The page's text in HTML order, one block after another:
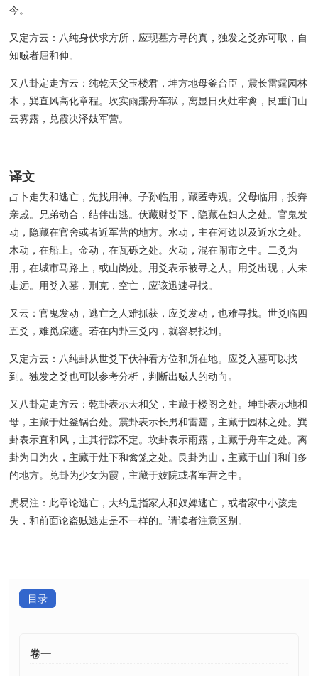
今。
又定方云：八纯身伏求方所，应现墓方寻的真，独发之爻亦可取，自
知贼者屈和伸。
又八卦定走方云：纯乾天父玉楼君，坤方地母釜台臣，震长雷霆园林
木，巽直风高化章程。坎实雨露舟车狱，离显日火灶牢禽，艮重门山
云雾露，兑霞决泽妓军营。
译文
占卜走失和逃亡，先找用神。子孙临用，藏匿寺观。父母临用，投奔
亲戚。兄弟动合，结伴出逃。伏藏财爻下，隐藏在妇人之处。官鬼发
动，隐藏在官舍或者近军营的地方。水动，主在河边以及近水之处。
木动，在船上。金动，在瓦砾之处。火动，混在闹市之中。二爻为
用，在城市马路上，或山岗处。用爻表示被寻之人。用爻出现，人未
走远。用爻入墓，刑克，空亡，应该迅速寻找。
又云：官鬼发动，逃亡之人难抓获，应爻发动，也难寻找。世爻临四
五爻，难觅踪迹。若在内卦三爻内，就容易找到。
又定方云：八纯卦从世爻下伏神看方位和所在地。应爻入墓可以找
到。独发之爻也可以参考分析，判断出贼人的动向。
又八卦定走方云：乾卦表示天和父，主藏于楼阁之处。坤卦表示地和
母，主藏于灶釜锅台处。震卦表示长男和雷霆，主藏于园林之处。巽
卦表示直和风，主其行踪不定。坎卦表示雨露，主藏于舟车之处。离
卦为日为火，主藏于灶下和禽笼之处。艮卦为山，主藏于山门和门多
的地方。兑卦为少女为霞，主藏于妓院或者军营之中。
虎易注：此章论逃亡，大约是指家人和奴婢逃亡，或者家中小孩走
失，和前面论盗贼逃走是不一样的。请读者注意区别。
目录
卷一